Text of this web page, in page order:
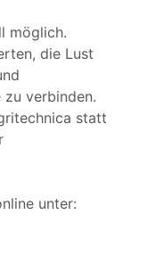
möglich.
die Lust
verbinden.
statt
unter: